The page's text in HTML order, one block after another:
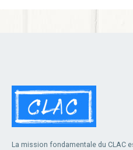
La mission fondamentale du CLAC